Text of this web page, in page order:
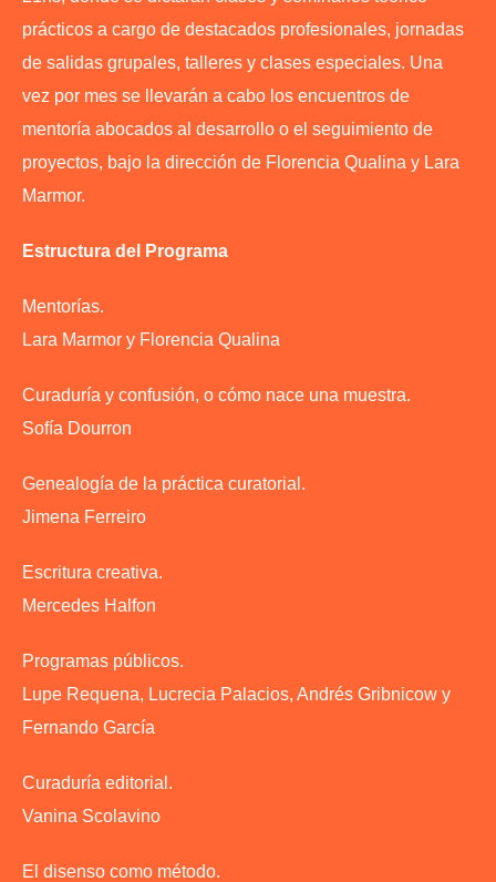
prácticos a cargo de destacados profesionales, jornadas
de salidas grupales, talleres y clases especiales. Una
vez por mes se llevarán a cabo los encuentros de
mentoría abocados al desarrollo o el seguimiento de
proyectos, bajo la dirección de Florencia Qualina y Lara
Marmor.
Estructura del Programa
Mentorías.
Lara Marmor y Florencia Qualina
Curaduría y confusión, o cómo nace una muestra.
Sofía Dourron
Genealogía de la práctica curatorial.
Jimena Ferreiro
Escritura creativa.
Mercedes Halfon
Programas públicos.
Lupe Requena, Lucrecia Palacios, Andrés Gribnicow y
Fernando García
Curaduría editorial.
Vanina Scolavino
El disenso como método.